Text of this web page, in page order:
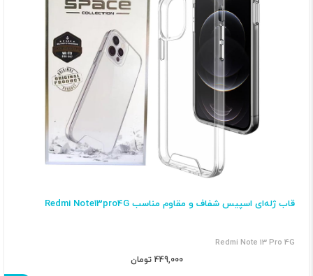
قاب ژله‌ای اسپیس شفاف و مقاوم مناسب Redmi Note13pro4G
Redmi Note 13 Pro 4G
449,000 تومان